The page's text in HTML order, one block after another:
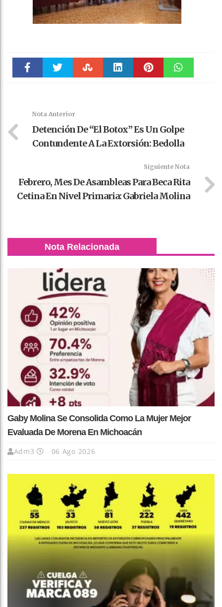
Nota Anterior
Detención De “El Botox” Es Un Golpe
Contundente A La Extorsión: Bedolla
Siguiente Nota
Febrero, Mes De Asambleas Para Beca Rita
Cetina En Nivel Primaria: Gabriela Molina
Nota Relacionada
Gaby Molina Se Consolida Como La Mujer Mejor
Evaluada De Morena En Michoacán
Adm3 06 Ago 2026